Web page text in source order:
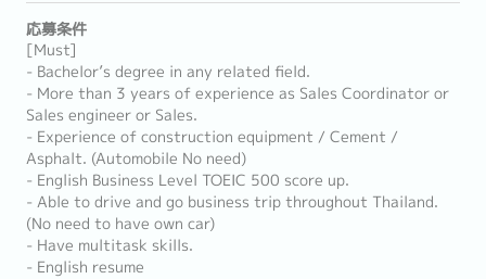
応募条件
[Must]
- Bachelor’s degree in any related field.
- More than 3 years of experience as Sales Coordinator or
Sales engineer or Sales.
- Experience of construction equipment / Cement /
Asphalt. (Automobile No need)
- English Business Level TOEIC 500 score up.
- Able to drive and go business trip throughout Thailand.
(No need to have own car)
- Have multitask skills.
- English resume